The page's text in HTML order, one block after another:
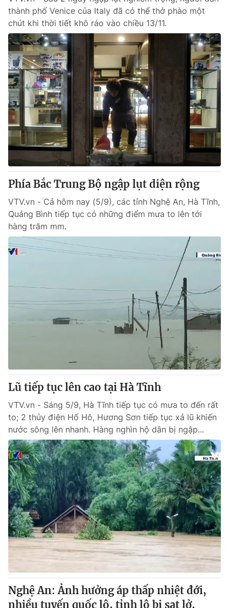
thành phố Venice của Italy đã có thể thở phào một
chút khi thời tiết khô ráo vào chiều 13/11.
Phía Bắc Trung Bộ ngập lụt diện rộng
VTV.vn - Cả hôm nay (5/9), các tỉnh Nghệ An, Hà Tĩnh,
Quảng Bình tiếp tục có những điểm mưa to lên tới
hàng trăm mm.
Lũ tiếp tục lên cao tại Hà Tĩnh
VTV.vn - Sáng 5/9, Hà Tĩnh tiếp tục có mưa to đến rất
to; 2 thủy điện Hố Hô, Hương Sơn tiếp tục xả lũ khiến
nước sông lên nhanh. Hàng nghìn hộ dân bị ngập...
Nghệ An: Ảnh hưởng áp thấp nhiệt đới,
nhiều tuyến quốc lộ, tỉnh lộ bị sạt lở,